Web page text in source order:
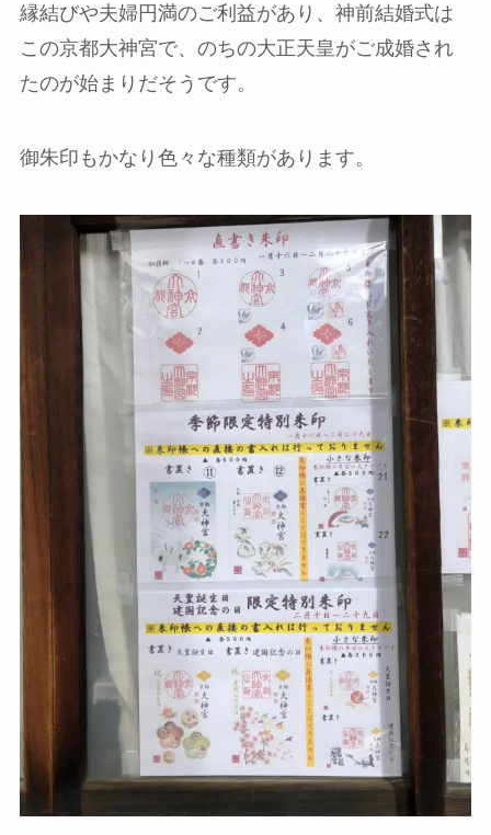
縁結びや夫婦円満のご利益があり、神前結婚式は
この京都大神宮で、のちの大正天皇がご成婚され
たのが始まりだそうです。
御朱印もかなり色々な種類があります。